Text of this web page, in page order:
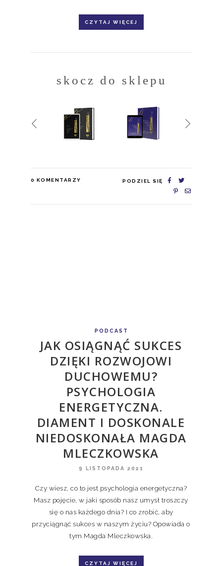
CZYTAJ WIĘCEJ
skocz do sklepu
0 KOMENTARZY PODZIEL SIĘ
PODCAST
JAK OSIĄGNĄĆ SUKCES
DZIĘKI ROZWOJOWI
DUCHOWEMU?
PSYCHOLOGIA
ENERGETYCZNA.
DIAMENT I DOSKONALE
NIEDOSKONAŁA MAGDA
MLECZKOWSKA
9 LISTOPADA 2021
Czy wiesz, co to jest psychologia energetyczna?
Masz pojęcie, w jaki sposób nasz umysł troszczy
się o nas każdego dnia? I co zrobić, aby
przyciągnąć sukces w naszym życiu? Opowiada o
tym Magda Mleczkowska.
CZYTAJ WIĘCEJ